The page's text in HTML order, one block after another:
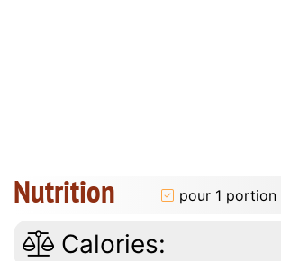
Nutrition pour 1 portion
Calories: